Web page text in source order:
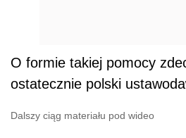
O formie takiej pomocy
ostatecznie polski
Dalszy ciąg materiału pod wideo